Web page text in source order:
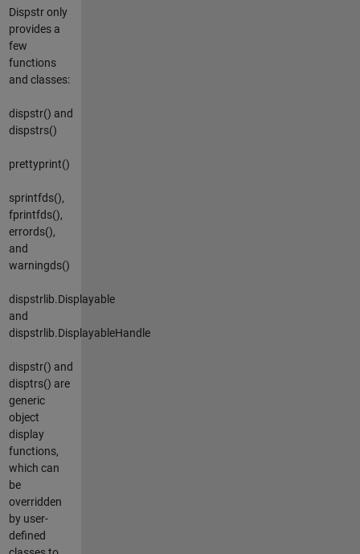
Dispstr only
provides a
few
functions
and classes:
dispstr() and
dispstrs()
prettyprint()
sprintfds(),
fprintfds(),
errords(),
and
warningds()
dispstrlib.Displayable
and
dispstrlib.DisplayableHandle
dispstr() and
disptrs() are
generic
object
display
functions,
which can
be
overridden
by user-
defined